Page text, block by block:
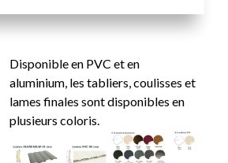
Disponible en PVC et en
aluminium, les tabliers, coulisses et
lames finales sont disponibles en
plusieurs coloris.